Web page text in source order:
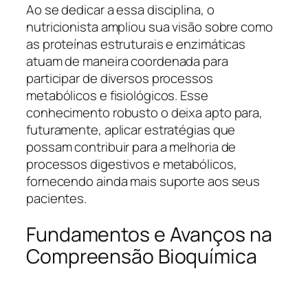
Ao se dedicar a essa disciplina, o
nutricionista ampliou sua visão sobre como
as proteínas estruturais e enzimáticas
atuam de maneira coordenada para
participar de diversos processos
metabólicos e fisiológicos. Esse
conhecimento robusto o deixa apto para,
futuramente, aplicar estratégias que
possam contribuir para a melhoria de
processos digestivos e metabólicos,
fornecendo ainda mais suporte aos seus
pacientes.
Fundamentos e Avanços na
Compreensão Bioquímica